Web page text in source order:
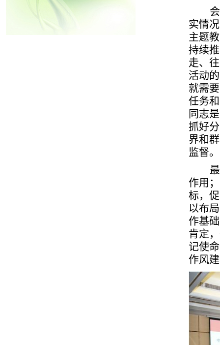
实情
主题
持续
走、
活动
就需
任务
同志
抓好
界和
监督。
作用
标，
以布
作基
肯定
记使
作风